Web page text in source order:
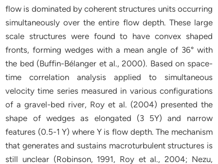
flow is dominated by coherent structures units occurring
simultaneously over the entire flow depth. These large
scale structures were found to have convex shaped
fronts, forming wedges with a mean angle of 36° with
the bed (Buffin-Bélanger et al., 2000). Based on space-
time correlation analysis applied to simultaneous
velocity time series measured in various configurations
of a gravel-bed river, Roy et al. (2004) presented the
shape of wedges as elongated (3 5Y) and narrow
features (0.5-1 Y) where Y is flow depth. The mechanism
that generates and sustains macroturbulent structures is
still unclear (Robinson, 1991, Roy et al., 2004; Nezu,